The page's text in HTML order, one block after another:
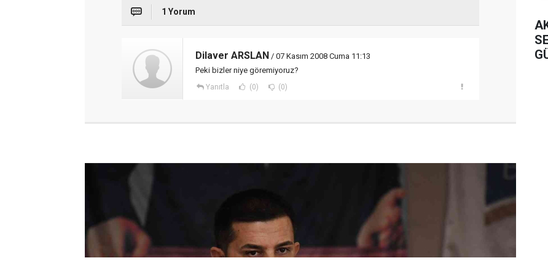
1 Yorum
Dilaver ARSLAN / 07 Kasım 2008 Cuma 11:13
Peki bizler niye göremiyoruz?
Yanıtla (0) (0)